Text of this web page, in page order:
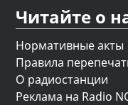
Читайте о
Нормативные акты
Правила
О радиостанции
Реклама на Radio